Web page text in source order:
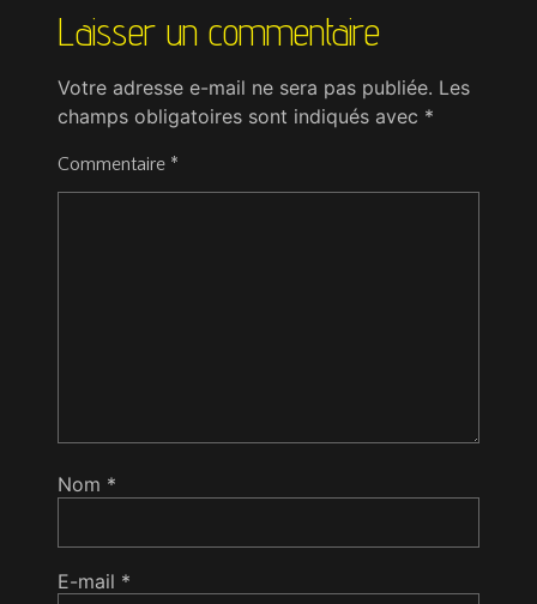
Laisser un commentaire
Votre adresse e-mail ne sera pas publiée. Les
champs obligatoires sont indiqués avec *
Commentaire *
Nom *
E-mail *